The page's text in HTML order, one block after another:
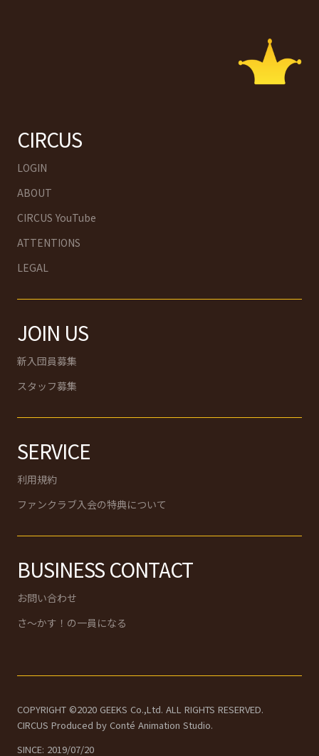
CIRCUS
LOGIN
ABOUT
CIRCUS YouTube
ATTENTIONS
LEGAL
JOIN US
新入団員募集
スタッフ募集
SERVICE
利用規約
ファンクラブ入会の特典について
BUSINESS CONTACT
お問い合わせ
さ〜かす！の一員になる
COPYRIGHT ©2020 GEEKS Co.,Ltd. ALL RIGHTS RESERVED.
CIRCUS Produced by Conté Animation Studio.
SINCE: 2019/07/20